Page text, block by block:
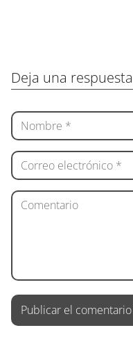
Deja una respuesta